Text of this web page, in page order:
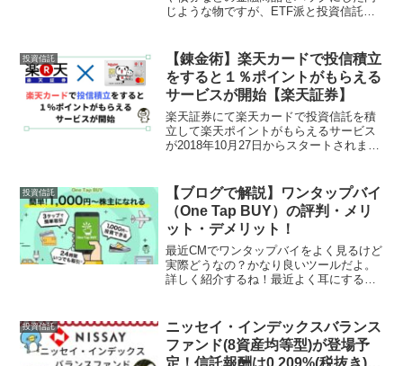
じような物ですが、ETF派と投資信託派
るが最終的な利益は多いとされていま
す。しかし昨今、投資...
投資信託
【錬金術】楽天カードで投信積立
をすると１％ポイントがもらえる
サービスが開始【楽天証券】
楽天証券にて楽天カードで投資信託を積
立して楽天ポイントがもらえるサービス
が2018年10月27日からスタートされま
券】投資信託を積立してポイントがもら
えるとはかな...
投資信託
【ブログで解説】ワンタップバイ
（One Tap BUY）の評判・メリ
ット・デメリット！
最近CMでワンタップバイをよく見るけど
実際どうなの？かなり良いツールだよ。
詳しく紹介するね！最近よく耳にするワ
20代、30代に人気のツールになっている
みた...
投資信託
ニッセイ・インデックスバランス
ファンド(8資産均等型)が登場予